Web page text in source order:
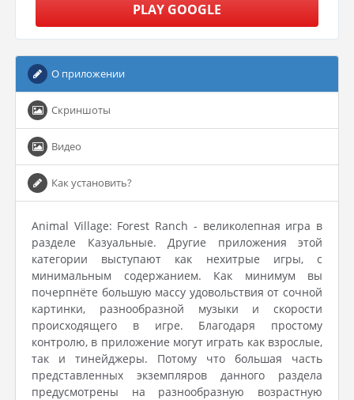
PLAY GOOGLE
О приложении
Скриншоты
Видео
Как установить?
Animal Village: Forest Ranch - великолепная игра в
разделе Казуальные. Другие приложения этой
категории выступают как нехитрые игры, с
минимальным содержанием. Как минимум вы
почерпнёте большую массу удовольствия от сочной
картинки, разнообразной музыки и скорости
происходящего в игре. Благодаря простому
контролю, в приложение могут играть как взрослые,
так и тинейджеры. Потому что большая часть
представленных экземпляров данного раздела
предусмотрены на разнообразную возрастную